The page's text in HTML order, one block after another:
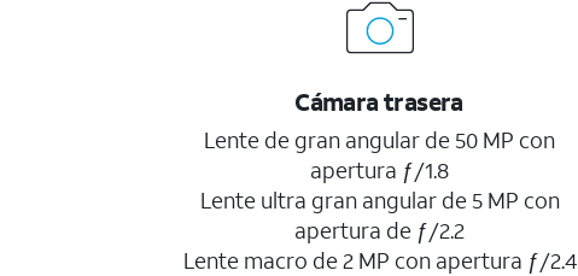
Cámara trasera
Lente de gran angular de 50 MP con
apertura ƒ/1.8
Lente ultra gran angular de 5 MP con
apertura de ƒ/2.2
Lente macro de 2 MP con apertura ƒ/2.4